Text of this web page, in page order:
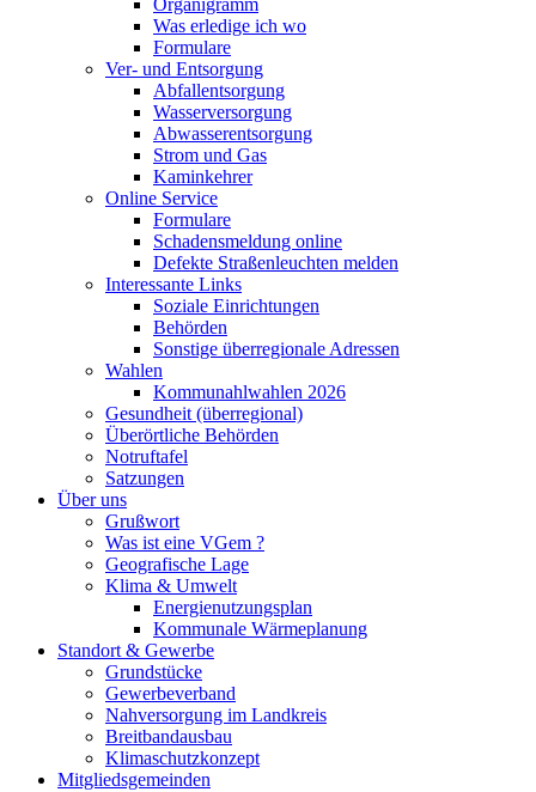
Organigramm
Was erledige ich wo
Formulare
Ver- und Entsorgung
Abfallentsorgung
Wasserversorgung
Abwasserentsorgung
Strom und Gas
Kaminkehrer
Online Service
Formulare
Schadensmeldung online
Defekte Straßenleuchten melden
Interessante Links
Soziale Einrichtungen
Behörden
Sonstige überregionale Adressen
Wahlen
Kommunahlwahlen 2026
Gesundheit (überregional)
Überörtliche Behörden
Notruftafel
Satzungen
Über uns
Grußwort
Was ist eine VGem ?
Geografische Lage
Klima & Umwelt
Energienutzungsplan
Kommunale Wärmeplanung
Standort & Gewerbe
Grundstücke
Gewerbeverband
Nahversorgung im Landkreis
Breitbandausbau
Klimaschutzkonzept
Mitgliedsgemeinden